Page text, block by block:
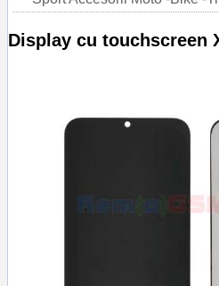
Display cu touchscreen